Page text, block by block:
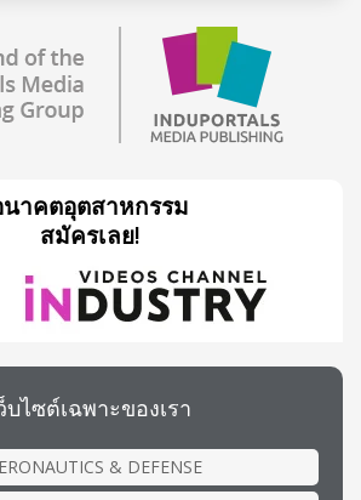
นาคตอุตสาหกรรม
สมัครเลย!
บไซต์เฉพาะของเรา
& DEFENSE